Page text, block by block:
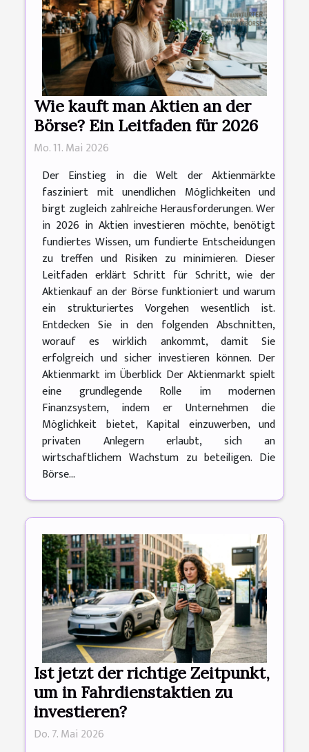
Wie kauft man Aktien an der
Börse? Ein Leitfaden für 2026
Mo. 11. Mai 2026
Der Einstieg in die Welt der Aktienmärkte
fasziniert mit unendlichen Möglichkeiten und
birgt zugleich zahlreiche Herausforderungen. Wer
in 2026 in Aktien investieren möchte, benötigt
fundiertes Wissen, um fundierte Entscheidungen
zu treffen und Risiken zu minimieren. Dieser
Leitfaden erklärt Schritt für Schritt, wie der
Aktienkauf an der Börse funktioniert und warum
ein strukturiertes Vorgehen wesentlich ist.
Entdecken Sie in den folgenden Abschnitten,
worauf es wirklich ankommt, damit Sie
erfolgreich und sicher investieren können. Der
Aktienmarkt im Überblick Der Aktienmarkt spielt
eine grundlegende Rolle im modernen
Finanzsystem, indem er Unternehmen die
Möglichkeit bietet, Kapital einzuwerben, und
privaten Anlegern erlaubt, sich an
wirtschaftlichem Wachstum zu beteiligen. Die
Börse...
Ist jetzt der richtige Zeitpunkt,
um in Fahrdienstaktien zu
investieren?
Do. 7. Mai 2026